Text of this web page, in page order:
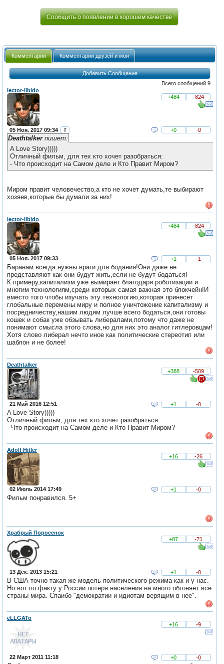
Сообщить о появлении в хорошем качестве
Комментарии Комментарии друзей и мои
Добавить Сообщение
Всего сообщений 9
lector-libido
+484
-824
05 Ноя. 2017 09:34 ⇑ +0 -0
Deathtalkerпишет:
A Love Story)))))
Отличный фильм, для тех кто хочет разобраться:
- Что происходит на Самом деле и Кто Правит Миром?
Миром правит человечество,а кто не хочет думать,те выбирают
хозяев,которые бы думали за них!
lector-libido
+484
-824
05 Ноя. 2017 09:33 +1 -1
Баранам всегда нужны враги для бодания!Они даже не
представляют как они будут жить,если не будут бодаться!
К примеру,капитализм уже вымирает благодаря роботизации и
многим технологиям,среди которых самая важная это блокчейн!И
вместо того чтобы изучать эту технологию,которая принесет
глобальные перемены миру и полное уничтожение капитализму и
посредничеству,нашим людям лучше всего бодаться,они готовы
кошек и собак уже обзывать либералами,потому что даже не
понимают смысла этого слова,но для них это аналог гитлеровцам!
Хотя слово либерал нечто иное как политические стереотип или
шаблон и не более!
Deathtalker
+388
-509
21 Май 2016 12:51 +1 -0
A Love Story)))))
Отличный фильм, для тех кто хочет разобраться:
- Что происходит на Самом деле и Кто Правит Миром?
Adolf Hitler
+16
-26
02 Июль 2014 17:49 +1 -0
Фильм понравился. 5+
Храбрый Поросенок
+87
-71
13 Дек. 2013 15:21 +1 -0
В США точно такая же модель политического режима как и у нас.
Но вот по факту у России потеря населения на много обгоняет все
страны мира. Спаибо "демократии и идиотам верящим в нее".
eLLGATo
+16
-9
22 Март 2011 11:18 +0 -0